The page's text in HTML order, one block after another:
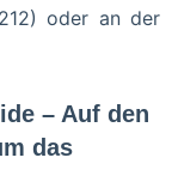
oder an der
– Auf den
das